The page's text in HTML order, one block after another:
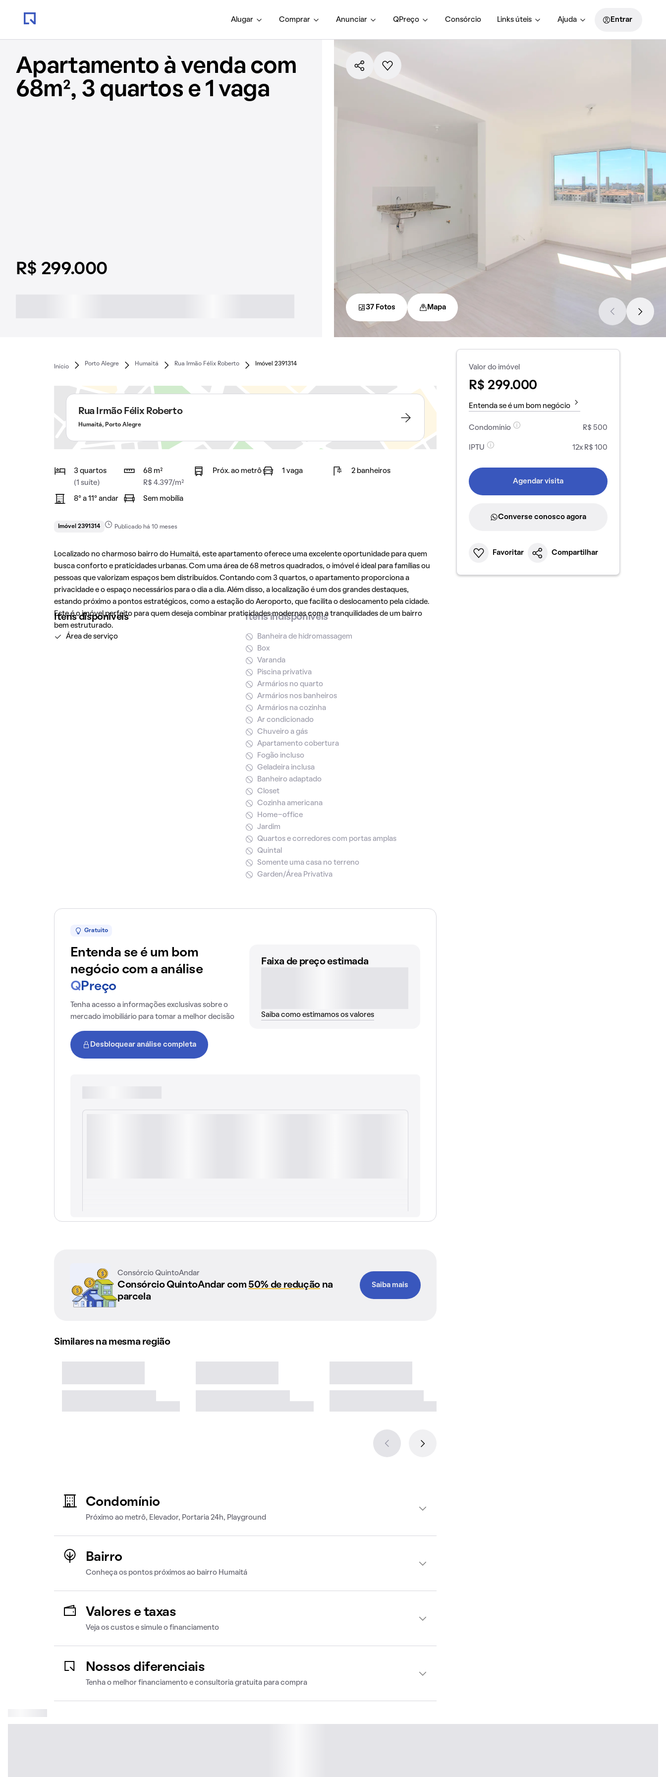
Alugar Comprar Anunciar QPreço Consórcio Links úteis Ajuda Entrar
Apartamento à venda com
68m², 3 quartos e 1 vaga
R$ 299.000
37 Fotos Mapa
Início
Porto Alegre Humaitá Rua Irmão Félix Roberto Imóvel 2391314
Rua Irmão Félix Roberto
Humaitá, Porto Alegre
3 quartos
(1 suíte)
68 m²
R$ 4.397/m²
Próx. ao metrô 1 vaga 2 banheiros
8° a 11° andar Sem mobília
Imóvel 2391314 Publicado há 10 meses
Localizado no charmoso bairro do Humaitá, este apartamento oferece uma excelente oportunidade para quem
busca conforto e praticidades urbanas. Com uma área de 68 metros quadrados, o imóvel é ideal para famílias ou
pessoas que valorizam espaços bem distribuídos. Contando com 3 quartos, o apartamento proporciona a
privacidade e o espaço necessários para o dia a dia. Além disso, a localização é um dos grandes destaques,
estando próximo a pontos estratégicos, como a estação do Aeroporto, que facilita o deslocamento pela cidade.
Este é o imóvel perfeito para quem deseja combinar praticidades modernas com a tranquilidades de um bairro
bem estruturado.
Itens disponíveis
Área de serviço
Itens indisponíveis
Banheira de hidromassagem
Box
Varanda
Piscina privativa
Armários no quarto
Armários nos banheiros
Armários na cozinha
Ar condicionado
Chuveiro a gás
Apartamento cobertura
Fogão incluso
Geladeira inclusa
Banheiro adaptado
Closet
Cozinha americana
Home-office
Jardim
Quartos e corredores com portas amplas
Quintal
Somente uma casa no terreno
Garden/Área Privativa
Gratuito
Entenda se é um bom
negócio com a análise
Q Preço
Tenha acesso a informações exclusivas sobre o
mercado imobiliário para tomar a melhor decisão
Desbloquear análise completa
Faixa de preço estimada
Saiba como estimamos os valores
Consórcio QuintoAndar
Consórcio QuintoAndar com 50% de reduçãona
parcela
Saiba mais
Similares na mesma região
Condomínio
Próximo ao metrô, Elevador, Portaria 24h, Playground
Bairro
Conheça os pontos próximos ao bairro Humaitá
Valores e taxas
Veja os custos e simule o financiamento
Nossos diferenciais
Tenha o melhor financiamento e consultoria gratuita para compra
Valor do imóvel
R$ 299.000
Entenda se é um bom negócio
Condomínio R$ 500
IPTU 12x R$ 100
Agendar visita
Converse conosco agora
Favoritar Compartilhar